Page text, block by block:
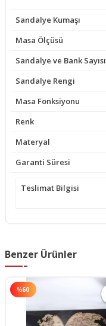
Sandalye Kumaşı
Masa Ölçüsü
Sandalye ve Bank Sayısı
Sandalye Rengi
Masa Fonksiyonu
Renk
Materyal
Garanti Süresi
Teslimat Bilgisi
Benzer Ürünler
%60